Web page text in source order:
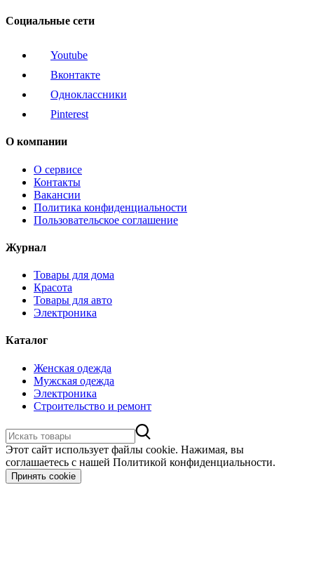
Социальные сети
Youtube
Вконтакте
Одноклассники
Pinterest
О компании
О сервисе
Контакты
Вакансии
Политика конфиденциальности
Пользовательское соглашение
Журнал
Товары для дома
Красота
Товары для авто
Электроника
Каталог
Женская одежда
Мужская одежда
Электроника
Строительство и ремонт
Этот сайт использует файлы cookie. Нажимая, вы
соглашаетесь с нашей Политикой конфиденциальности.
Принять cookie